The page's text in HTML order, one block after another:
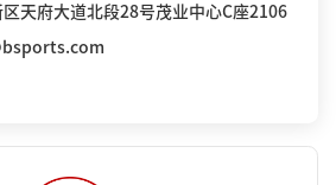
天府大道北段28号茂业中心C座2106